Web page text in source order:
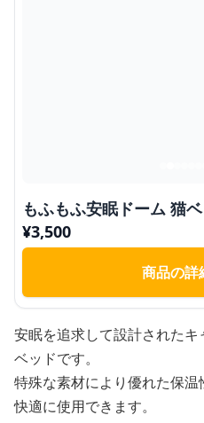
もふもふ安眠ドーム 猫
¥3,500
商品の詳
安眠を追求して設計された
ベッドです。
特殊な素材により優れた保
快適に使用できます。